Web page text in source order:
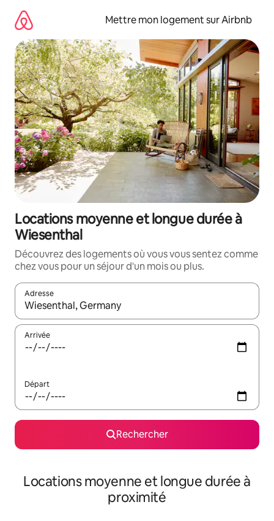
directement
contenu
Mettre mon logement sur Airbnb
Locations moyenne et longue durée à
Wiesenthal
Découvrez des logements où vous vous sentez comme
chez vous pour un séjour d'un mois ou plus.
Adresse
Lorsque les résultats s'affichent, utilisez les flèches vers le
Arrivée
Départ
Rechercher
Locations moyenne et longue durée à
proximité